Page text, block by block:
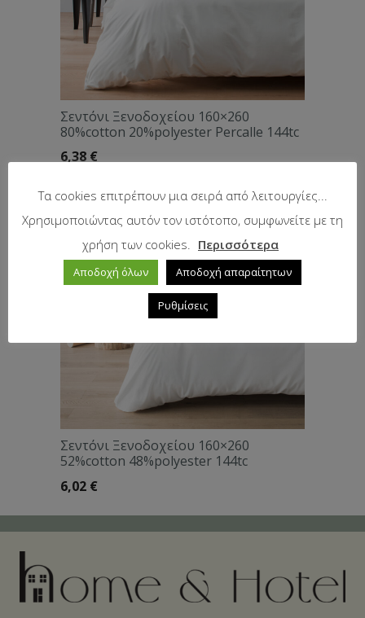
Σεντόνι Ξενοδοχείου 160×260
80%cotton 20%polyester Percalle 144tc
6,38 €
Σεντόνι Ξενοδοχείου 160×260
52%cotton 48%polyester 144tc
6,02 €
Τα cookies επιτρέπουν μια σειρά από λειτουργίες...
Χρησιμοποιώντας αυτόν τον ιστότοπο, συμφωνείτε με τη
χρήση των cookies.
Περισσότερα
Αποδοχή όλων Αποδοχή απαραίτητων
Ρυθμίσεις